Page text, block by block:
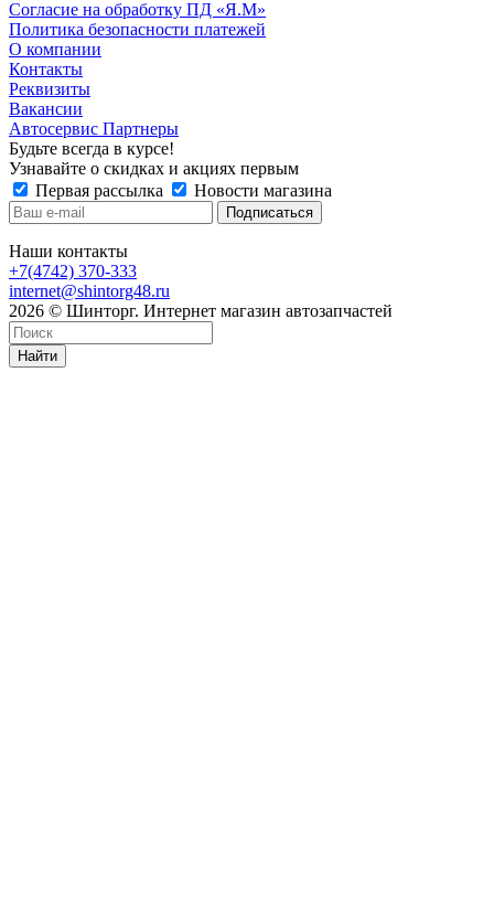
Согласие на обработку ПД «Я.М»
Политика безопасности платежей
О компании
Контакты
Реквизиты
Вакансии
Автосервис Партнеры
Будьте всегда в курсе!
Узнавайте о скидках и акциях первым
Первая рассылка
Новости магазина
Наши контакты
+7(4742) 370-333
internet@shintorg48.ru
2026 © Шинторг. Интернет магазин автозапчастей
Найти